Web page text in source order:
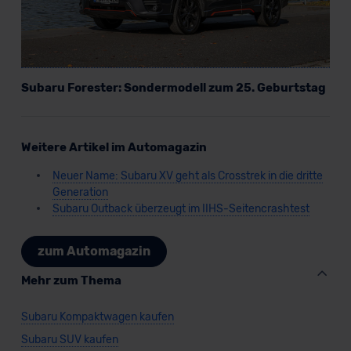
der EU erfolgt, erfolgt dies ausschließlich auf der
Grundlage eines Angemessenheitsbeschlusses der EU-
Kommission (Art. 45 Abs. 1 DSGVO), von
Standarddatenschutzklauseln (Art. 46 Abs. 2 lit. c
DSGVO) oder wenn Sie hierzu Ihre Einwilligung freiwillig
unserem Datenschutzbeauftragten unter
Datenschutzerklärung
Subaru Forester: Sondermodell zum 25. Geburtstag
Weitere Artikel im Automagazin
Neuer Name: Subaru XV geht als Crosstrek in die dritte
Generation
Subaru Outback überzeugt im IIHS-Seitencrashtest
zum Automagazin
Mehr zum Thema
Subaru Kompaktwagen kaufen
Subaru SUV kaufen